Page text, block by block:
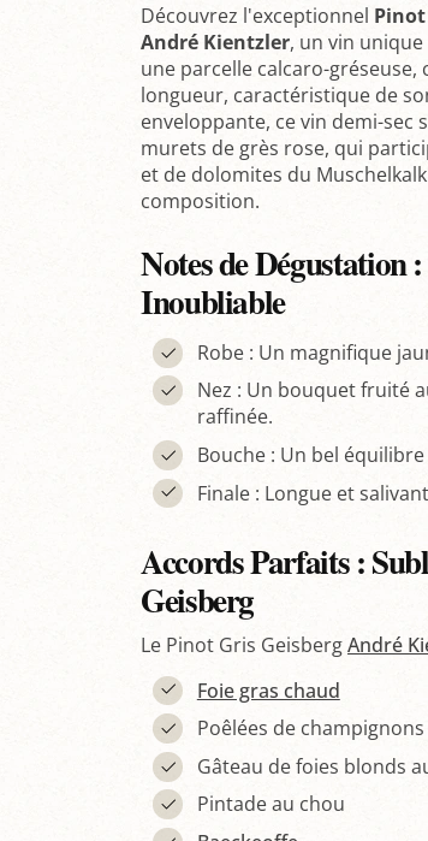
Découvrez l'exceptionnel
André Kientzler, un vin
une parcelle calcaro-
longueur, caractéristique de
enveloppante, ce vin demi-sec
murets de grès rose, qui
et de dolomites du
composition.
Notes de Dégustation
Inoubliable
Robe : Un magnifique
Nez : Un bouquet fruité
raffinée.
Bouche : Un bel
Finale : Longue et
Accords Parfaits :
Geisberg
Le Pinot Gris GeisbergAndré
Foie gras chaud
Poêlées de champignons
Gâteau de foies blonds
Pintade au chou